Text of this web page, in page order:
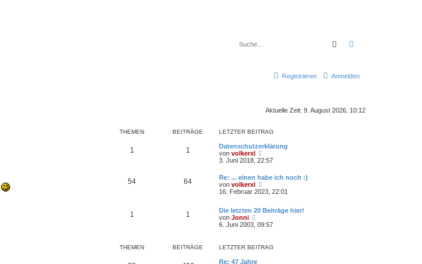
Suche
Anmelden
Registrieren
Aktuelle Zeit: 9. August 2026, 10:12
THEMEN BEITRÄGE LETZTER BEITRAG
1 1
Datenschutzerklärung
von volkerxl
e
e
s
t
e
B
i
a
g
3. Juni 2018, 22:57
54 64
Re: ... einen habe ich noch :)
von volkerxl
e
s
e
e
16. Februar 2023, 22:01
1 1
Die letzten 20 Beiträge hier!
von Jonni
e
s
6. Juni 2003, 09:57
THEMEN BEITRÄGE LETZTER BEITRAG
Re: 47 Jahre